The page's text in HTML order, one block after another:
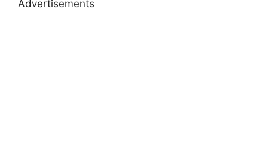
Advertisements